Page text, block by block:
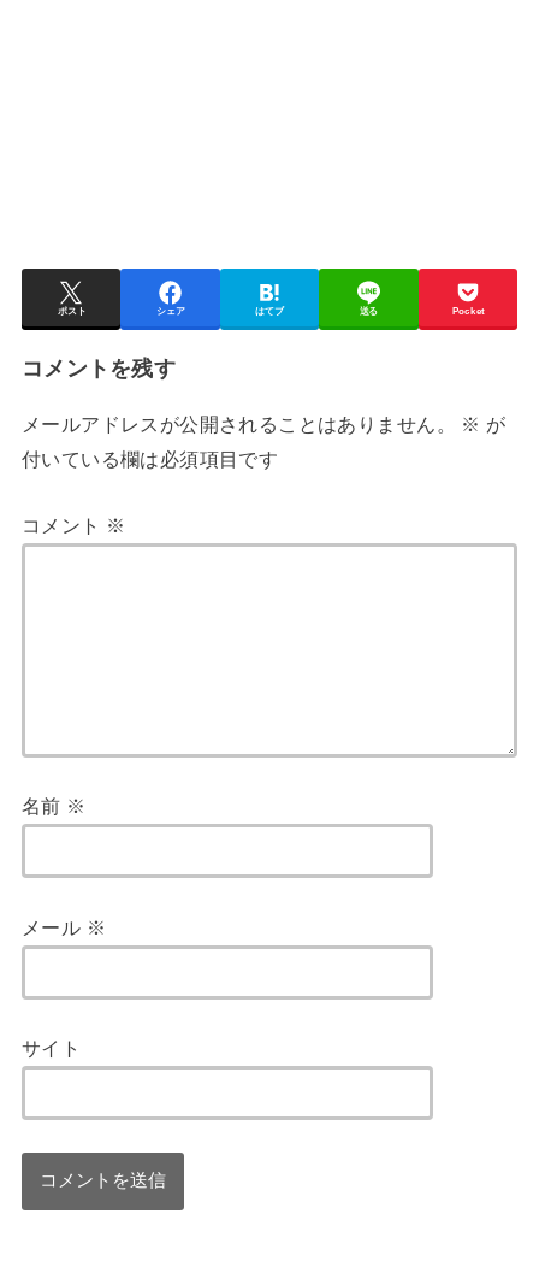
ポスト シェア はてブ 送る Pocket
コメントを残す
メールアドレスが公開されることはありません。 ※ が
付いている欄は必須項目です
コメント ※
名前 ※
メール ※
サイト